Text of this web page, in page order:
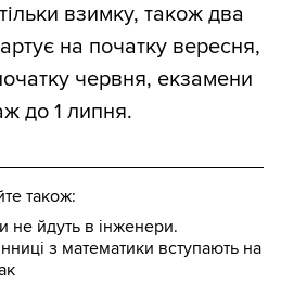
взимку, також два
на початку вересня,
червня, екзамени
до 1 липня.
також:
не йдуть в інженери.
з математики вступають на